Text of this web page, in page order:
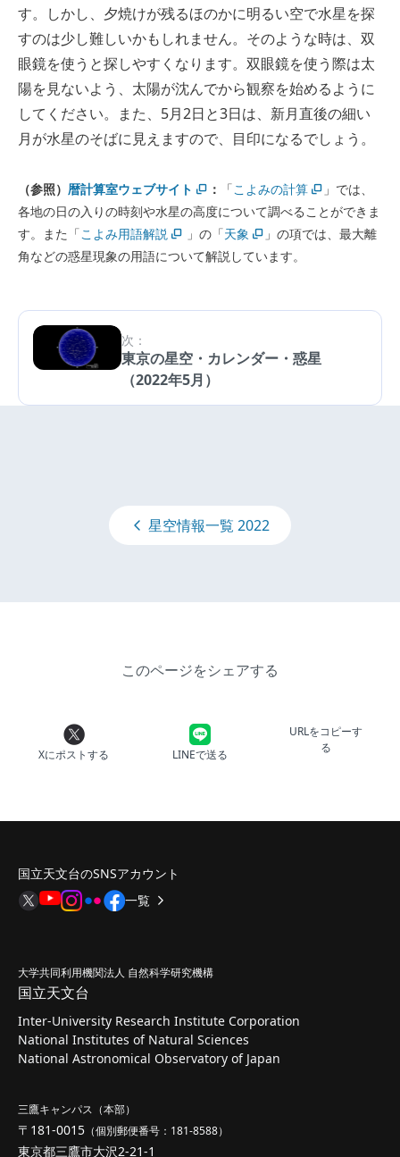
す。しかし、夕焼けが残るほのかに明るい空で水星を探
すのは少し難しいかもしれません。そのような時は、双
眼鏡を使うと探しやすくなります。双眼鏡を使う際は太
陽を見ないよう、太陽が沈んでから観察を始めるように
してください。また、5月2日と3日は、新月直後の細い
月が水星のそばに見えますので、目印になるでしょう。
（参照） 暦計算室ウェブサイト ： 「こよみの計算
」では、
各地の日の入りの時刻や水星の高度について調べることができま
す。また「こよみ用語解説 」の「天象
」の項では、最大離
角などの惑星現象の用語について解説しています。
次：
東京の星空・カレンダー・惑星
（2022年5月）
星空情報一覧 2022
このページをシェアする
Xにポストする LINEで送る
URLをコピーす
る
国立天文台のSNSアカウント
一覧
大学共同利用機関法人 自然科学研究機構
国立天文台
Inter-University Research Institute Corporation
National Institutes of Natural Sciences
National Astronomical Observatory of Japan
三鷹キャンパス（本部）
〒181-0015 （個別郵便番号：181-8588）
東京都三鷹市大沢2-21-1